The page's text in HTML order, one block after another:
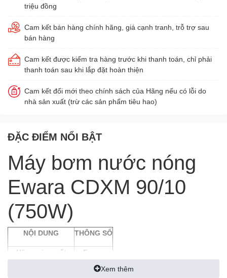
triệu đồng
Cam kết bán hàng chính hãng, giá cạnh tranh, trỗ trợ sau
bán hàng
Cam kết được kiểm tra hàng trước khi thanh toán, chỉ phải
thanh toán sau khi lắp đặt hoàn thiện
Cam kết đổi mới theo chính sách của Hãng nếu có lỗi do
nhà sản xuất (trừ các sản phẩm tiêu hao)
ĐẶC ĐIỂM NỔI BẬT
Máy bơm nước nóng
Ewara CDXM 90/10
(750W)
NỘI DUNG THÔNG SỐ
Hãng sản xuất Ewara
750Xem thêm